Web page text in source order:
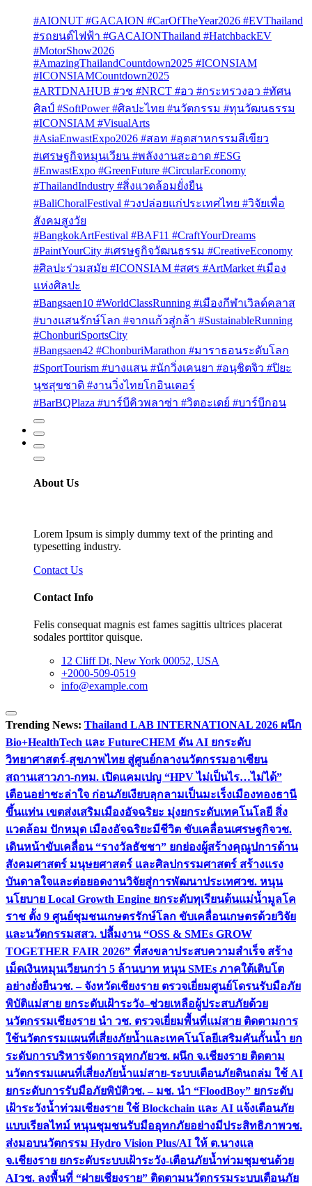
#AIONUT #GACAION #CarOfTheYear2026 #EVThailand
#รถยนต์ไฟฟ้า #GACAIONThailand #HatchbackEV
#MotorShow2026
#AmazingThailandCountdown2025 #ICONSIAM
#ICONSIAMCountdown2025
#ARTDNAHUB #วช #NRCT #อว #กระทรวงอว #ทัศน
ศิลป์ #SoftPower #ศิลปะไทย #นวัตกรรม #ทุนวัฒนธรรม
#ICONSIAM #VisualArts
#AsiaEnwastExpo2026 #สอท #อุตสาหกรรมสีเขียว
#เศรษฐกิจหมุนเวียน #พลังงานสะอาด #ESG
#EnwastExpo #GreenFuture #CircularEconomy
#ThailandIndustry #สิ่งแวดล้อมยั่งยืน
#BaliChoralFestival #วงปล่อยแก่ประเทศไทย #วิจัยเพื่อ
สังคมสูงวัย
#BangkokArtFestival #BAF11 #CraftYourDreams
#PaintYourCity #เศรษฐกิจวัฒนธรรม #CreativeEconomy
#ศิลปะร่วมสมัย #ICONSIAM #สศร #ArtMarket #เมือง
แห่งศิลปะ
#Bangsaen10 #WorldClassRunning #เมืองกีฬาเวิลด์คลาส
#บางแสนรักษ์โลก #จากแก้วสู่กล้า #SustainableRunning
#ChonburiSportsCity
#Bangsaen42 #ChonburiMarathon #มาราธอนระดับโลก
#SportTourism #บางแสน #นักวิ่งเคนยา #อนุชิตจิว #ปิยะ
นุชสุขชาติ #งานวิ่งไทยโกอินเตอร์
#BarBQPlaza #บาร์บีคิวพลาซ่า #วิตอะเดย์ #บาร์บีกอน
About Us
Lorem Ipsum is simply dummy text of the printing and
typesetting industry.
Contact Us
Contact Info
Felis consequat magnis est fames sagittis ultrices placerat
sodales porttitor quisque.
12 Cliff Dt, New York 00052, USA
+2000-509-0519
info@example.com
Trending News: Thailand LAB INTERNATIONAL 2026 ผนึก
Bio+HealthTech และ FutureCHEM ดัน AI ยกระดับ
วิทยาศาสตร์-สุขภาพไทย สู่ศูนย์กลางนวัตกรรมอาเซียน
สถานเสาวภา-กทม. เปิดแคมเปญ “HPV ไม่เป็นไร…ไม่ได้”
เตือนอย่าชะล่าใจ ก่อนภัยเงียบลุกลามเป็นมะเร็งเมืองทองธานี
ขึ้นแท่น เขตส่งเสริมเมืองอัจฉริยะ มุ่งยกระดับเทคโนโลยี สิ่ง
แวดล้อม ปักหมุด เมืองอัจฉริยะมีชีวิต ขับเคลื่อนเศรษฐกิจวช.
เดินหน้าขับเคลื่อน “รางวัลธัชชา” ยกย่องผู้สร้างคุณูปการด้าน
สังคมศาสตร์ มนุษยศาสตร์ และศิลปกรรมศาสตร์ สร้างแรง
บันดาลใจและต่อยอดงานวิจัยสู่การพัฒนาประเทศวช. หนุน
นโยบาย Local Growth Engine ยกระดับทุเรียนต้นแม่น้ำมูลโค
ราช ตั้ง 9 ศูนย์ชุมชนเกษตรรักษ์โลก ขับเคลื่อนเกษตรด้วยวิจัย
และนวัตกรรมสสว. ปลื้มงาน “OSS & SMEs GROW
TOGETHER FAIR 2026” ที่สงขลาประสบความสำเร็จ สร้าง
เม็ดเงินหมุนเวียนกว่า 5 ล้านบาท หนุน SMEs ภาคใต้เติบโต
อย่างยั่งยืนวช. – จังหวัดเชียงราย ตรวจเยี่ยมศูนย์โดรนรับมือภัย
พิบัติแม่สาย ยกระดับเฝ้าระวัง–ช่วยเหลือผู้ประสบภัยด้วย
นวัตกรรมเชียงราย นำ วช. ตรวจเยี่ยมพื้นที่แม่สาย ติดตามการ
ใช้นวัตกรรมแผนที่เสี่ยงภัยน้ำและเทคโนโลยีเสริมคันกั้นน้ำ ยก
ระดับการบริหารจัดการอุทกภัยวช. ผนึก จ.เชียงราย ติดตาม
นวัตกรรมแผนที่เสี่ยงภัยน้ำแม่สาย-ระบบเตือนภัยดินถล่ม ใช้ AI
ยกระดับการรับมือภัยพิบัติวช. – มช. นำ “FloodBoy” ยกระดับ
เฝ้าระวังน้ำท่วมเชียงราย ใช้ Blockchain และ AI แจ้งเตือนภัย
แบบเรียลไทม์ หนุนชุมชนรับมืออุทกภัยอย่างมีประสิทธิภาพวช.
ส่งมอบนวัตกรรม Hydro Vision Plus/AI ให้ ต.นางแล
จ.เชียงราย ยกระดับระบบเฝ้าระวัง-เตือนภัยน้ำท่วมชุมชนด้วย
AIวช. ลงพื้นที่ “ฝายเชียงราย” ติดตามนวัตกรรมระบบเตือนภัย